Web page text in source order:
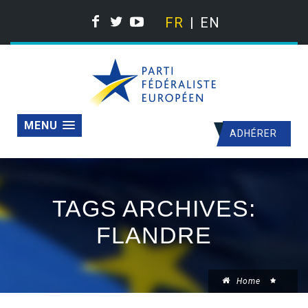
FR EN
ADHÉRER
MENU
TAGS ARCHIVES:
FLANDRE
Home